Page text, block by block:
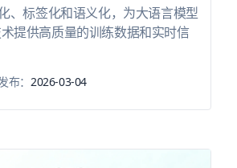
、标签化和语义化，为大语言模型
术提供高质量的训练数据和实时信
布： 2026-03-04